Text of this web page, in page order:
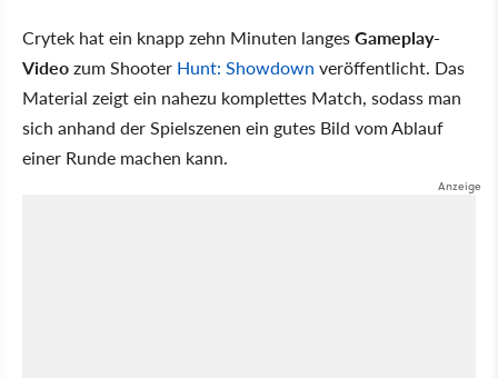
Crytek hat ein knapp zehn Minuten langesGameplay-
Videozum Shooter Hunt: Showdown veröffentlicht. Das
Material zeigt ein nahezu komplettes Match, sodass man
sich anhand der Spielszenen ein gutes Bild vom Ablauf
einer Runde machen kann.